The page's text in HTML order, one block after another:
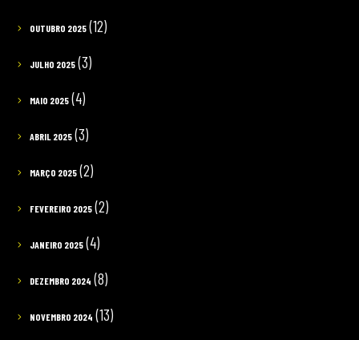
OUTUBRO 2025(12)
JULHO 2025(3)
MAIO 2025(4)
ABRIL 2025(3)
MARÇO 2025(2)
FEVEREIRO 2025(2)
JANEIRO 2025(4)
DEZEMBRO 2024 (8)
NOVEMBRO 2024 (13)